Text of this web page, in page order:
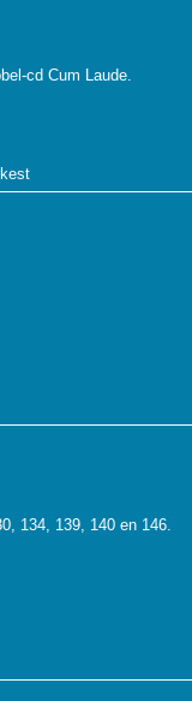
cd Cum Laude.
134, 139, 140 en 146.